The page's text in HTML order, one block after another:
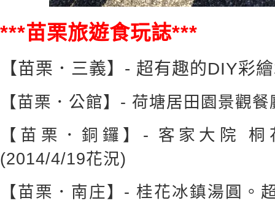
***苗栗旅遊食玩誌***
【苗栗．三義】- 超有趣的DIY彩
【苗栗．公館】- 荷塘居田園景觀餐
【苗栗．銅鑼】- 客家大院
(2014/4/19花況)
【苗栗．南庄】- 桂花冰鎮湯圓。